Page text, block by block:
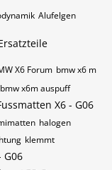
Alufelgen
X6 Forum bmw x6 m
bmw x6m auspuff
X6 - G06
halogen
klemmt
G06